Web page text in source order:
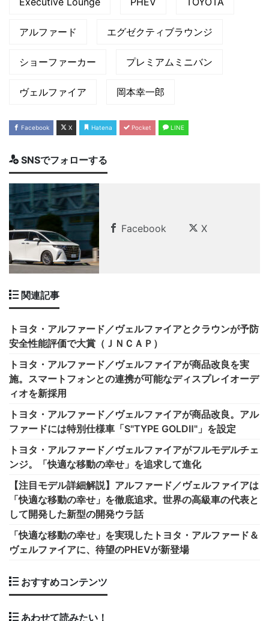
アルファード エグゼクティブラウンジ
ショーファーカー プレミアムミニバン
ヴェルファイア 岡本幸一郎
Facebook X Hatena Pocket LINE
SNSでフォローする
Facebook X
関連記事
トヨタ・アルファード／ヴェルファイアとクラウンが予防
安全性能評価で大賞（ＪＮＣＡＰ）
トヨタ・アルファード／ヴェルファイアが商品改良を実
施。スマートフォンとの連携が可能なディスプレイオーデ
ィオを新採用
トヨタ・アルファード／ヴェルファイアが商品改良。アル
ファードには特別仕様車「S"TYPE GOLDⅡ"」を設定
トヨタ・アルファード／ヴェルファイアがフルモデルチェ
ンジ。「快適な移動の幸せ」を追求して進化
【注目モデル詳細解説】アルファード／ヴェルファイアは
「快適な移動の幸せ」を徹底追求。世界の高級車の代表と
して開発した新型の開発ウラ話
「快適な移動の幸せ」を実現したトヨタ・アルファード＆
ヴェルファイアに、待望のPHEVが新登場
おすすめコンテンツ
あわせて読みたい！